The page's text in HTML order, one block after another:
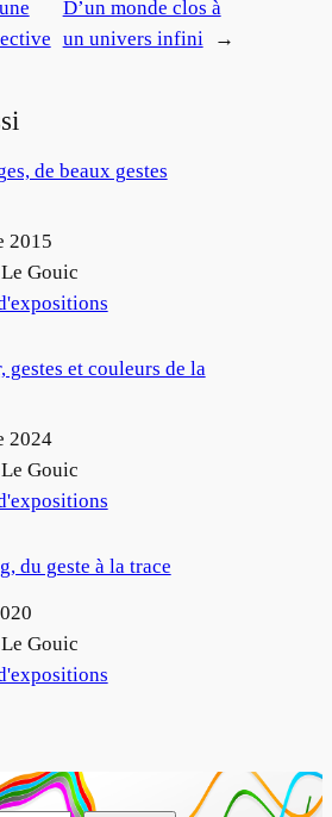
D’un monde clos à
un univers infini
→
de beaux gestes
2015
Gouic
gestes et couleurs de la
2024
Gouic
du geste à la trace
Gouic